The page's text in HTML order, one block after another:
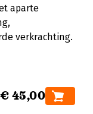
aparte
verkrachting.
€ 45,00